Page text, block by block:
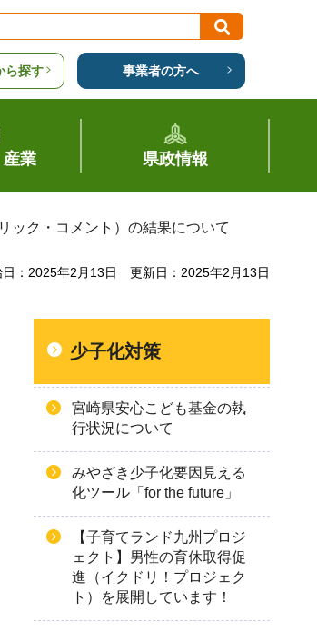
ら探す 事業者の方へ
産業 県政情報
ック・コメント）の結果について
：2025年2月13日 更新日：2025年2月13日
少子化対策
宮崎県安心こども基金の執
行状況について
みやざき少子化要因見える
化ツール「for the future」
【子育てランド九州プロジ
ェクト】男性の育休取得促
進（イクドリ！プロジェク
ト）を展開しています！